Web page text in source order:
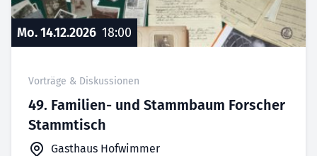
Mo. 14.12.2026 18:00
Vorträge & Diskussionen
49. Familien- und Stammbaum Forscher
Stammtisch
Gasthaus Hofwimmer